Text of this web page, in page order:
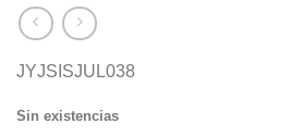
JYJSISJUL038
Sin existencias